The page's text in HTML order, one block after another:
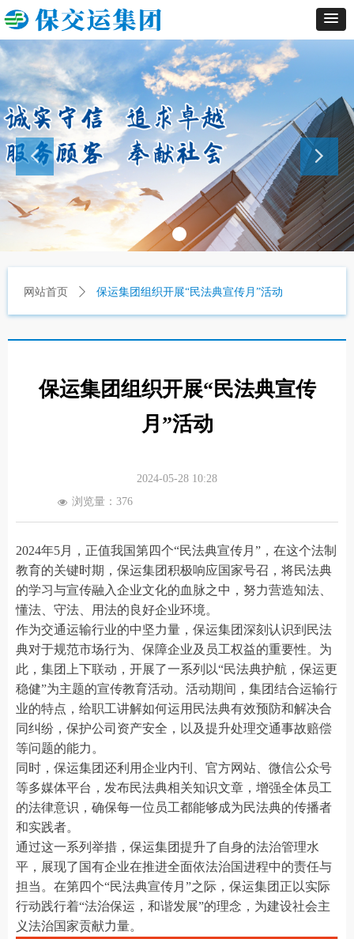
网站首页 ꄲ 保运集团组织开展“民法典宣传月”活动
保运集团组织开展“民法典宣传
月”活动
2024-05-28 10:28
넶 浏览量： 376
2024年5月，正值我国第四个“民法典宣传月”，在这个法制
教育的关键时期，保运集团积极响应国家号召，将民法典
的学习与宣传融入企业文化的血脉之中，努力营造知法、
懂法、守法、用法的良好企业环境。
作为交通运输行业的中坚力量，保运集团深刻认识到民法
典对于规范市场行为、保障企业及员工权益的重要性。为
此，集团上下联动，开展了一系列以“民法典护航，保运更
稳健”为主题的宣传教育活动。活动期间，集团结合运输行
业的特点，给职工讲解如何运用民法典有效预防和解决合
同纠纷，保护公司资产安全，以及提升处理交通事故赔偿
等问题的能力。
同时，保运集团还利用企业内刊、官方网站、微信公众号
等多媒体平台，发布民法典相关知识文章，增强全体员工
的法律意识，确保每一位员工都能够成为民法典的传播者
和实践者。
通过这一系列举措，保运集团提升了自身的法治管理水
平，展现了国有企业在推进全面依法治国进程中的责任与
担当。在第四个“民法典宣传月”之际，保运集团正以实际
行动践行着“法治保运，和谐发展”的理念，为建设社会主
义法治国家贡献力量。